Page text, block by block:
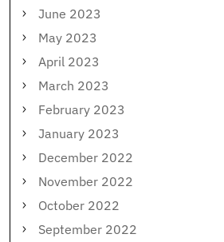
June 2023
May 2023
April 2023
March 2023
February 2023
January 2023
December 2022
November 2022
October 2022
September 2022